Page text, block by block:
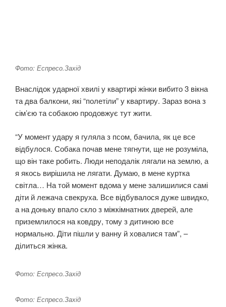
Фото: Еспресо.Захід
Внаслідок ударної хвилі у квартирі жінки вибито 3 вікна
та два балкони, які “полетіли” у квартиру. Зараз вона з
сім’єю та собакою продовжує тут жити.
“У момент удару я гуляла з псом, бачила, як це все
відбулося. Собака почав мене тягнути, ще не розуміла,
що він таке робить. Люди неподалік лягали на землю, а
я якось вирішила не лягати. Думаю, в мене куртка
світла… На той момент вдома у мене залишилися самі
діти й лежача свекруха. Все відбувалося дуже швидко,
а на доньку впало скло з міжкімнатних дверей, але
приземлилося на ковдру, тому з дитиною все
нормально. Діти пішли у ванну й ховалися там”, –
ділиться жінка.
Фото: Еспресо.Захід
Фото: Еспресо.Захід